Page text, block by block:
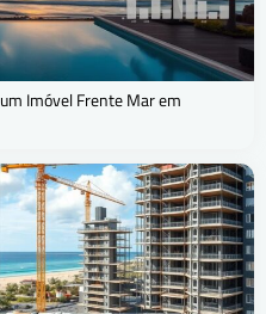
Imóvel Frente Mar em